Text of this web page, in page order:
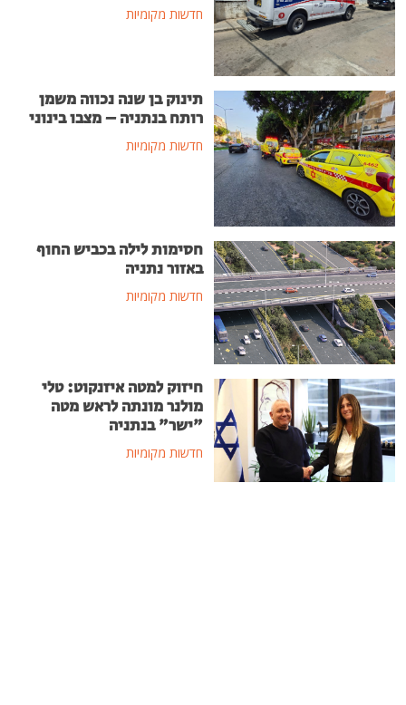
חדשות מקומיות
תינוק בן שנה נכווה משמן
רותח בנתניה – מצבו בינוני
חדשות מקומיות
חסימות לילה בכביש החוף
באזור נתניה
חדשות מקומיות
חיזוק למטה איזנקוט: טלי
מולנר מונתה לראש מטה
"ישר" בנתניה
חדשות מקומיות